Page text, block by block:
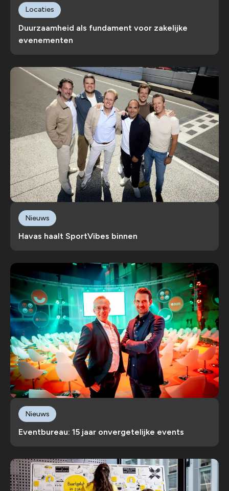
Duurzaamheid als fundament voor zakelijke
evenementen
Locaties
Havas haalt SportVibes binnen
Nieuws
Eventbureau: 15 jaar onvergetelijke events
Nieuws